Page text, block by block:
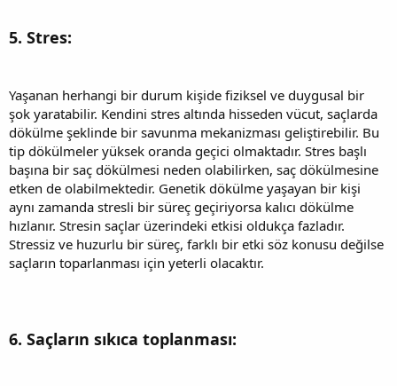
5. Stres:
Yaşanan herhangi bir durum kişide fiziksel ve duygusal bir
şok yaratabilir. Kendini stres altında hisseden vücut, saçlarda
dökülme şeklinde bir savunma mekanizması geliştirebilir. Bu
tip dökülmeler yüksek oranda geçici olmaktadır. Stres başlı
başına bir saç dökülmesi neden olabilirken, saç dökülmesine
etken de olabilmektedir. Genetik dökülme yaşayan bir kişi
aynı zamanda stresli bir süreç geçiriyorsa kalıcı dökülme
hızlanır. Stresin saçlar üzerindeki etkisi oldukça fazladır.
Stressiz ve huzurlu bir süreç, farklı bir etki söz konusu değilse
saçların toparlanması için yeterli olacaktır.
6. Saçların sıkıca toplanması: